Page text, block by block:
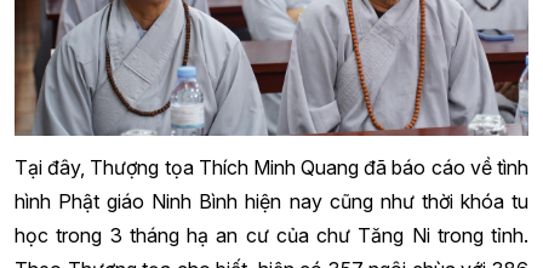
Tại đây, Thượng tọa Thích Minh Quang đã báo cáo về tình
hình Phật giáo Ninh Bình hiện nay cũng như thời khóa tu
học trong 3 tháng hạ an cư của chư Tăng Ni trong tỉnh.